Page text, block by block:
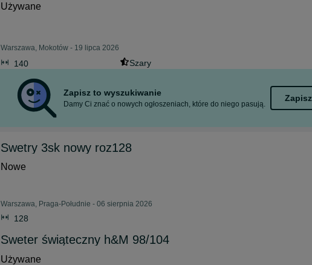
Używane
Warszawa, Mokotów - 19 lipca 2026
140 Szary
Zapisz to wyszukiwanie
Damy Ci znać o nowych ogłoszeniach, które do niego pasują.
Zapisz
Swetry 3sk nowy roz128
Nowe
Warszawa, Praga-Południe - 06 sierpnia 2026
128
Sweter świąteczny h&M 98/104
Używane